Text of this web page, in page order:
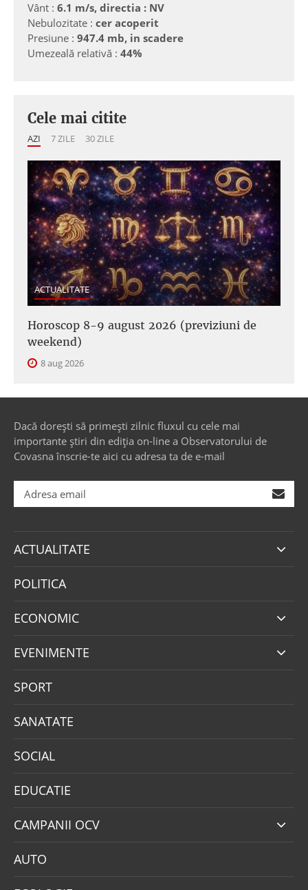
Vânt : 6.1 m/s, directia : NV
Nebulozitate : cer acoperit
Presiune : 947.4 mb, in scadere
Umezeală relativă : 44%
Cele mai citite
AZI 7 ZILE 30 ZILE
ACTUALITATE
Horoscop 8-9 august 2026 (previziuni de
weekend)
8 aug 2026
Dacă dorești să primești zilnic fluxul cu cele mai
importante știri din ediția on-line a Observatorului de
Covasna înscrie-te aici cu adresa ta de e-mail
ACTUALITATE
POLITICA
ECONOMIC
EVENIMENTE
SPORT
SANATATE
SOCIAL
EDUCATIE
CAMPANII OCV
AUTO